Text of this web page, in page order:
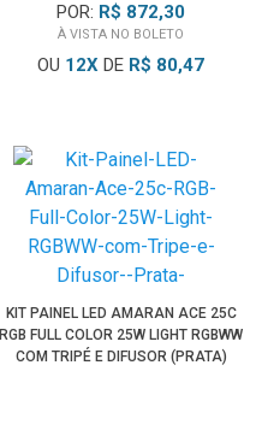
POR: R$ 872,30
À VISTA NO BOLETO
OU 12X DE R$ 80,47
KIT PAINEL LED AMARAN ACE 25C
RGB FULL COLOR 25W LIGHT RGBWW
COM TRIPÉ E DIFUSOR (PRATA)